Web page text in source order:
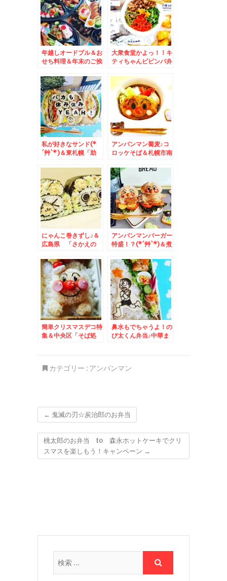
年越しオードブル＆お
せち料理＆年末のご挨
大衆食堂かよっ！！キ
ティちゃんビビンバ弁
ー＆札幌中央区「江戸
前金寿司」の「おまか
せ」握り♪カウンター
でリーズナブルにいた
だける♪(*´艸`*)
私が好きなサンド(*
´艸`*)＆東札幌「助
し」(*´艸`*)「太巻
き」の具材とお味に脱
帽Σ(ﾟДﾟ)「筋子おに
ぎり１００円」Σ(ﾟ
Дﾟ)
アンパンマン蕎麦♪コ
ロッケそば＆札幌市南
漁火」コープソシア店
さんで「Aランチ」
「タコ吸盤軍艦」「ホ
ッキサラダ」大満足寿
司ランチ♪
にゃんこ巻きずし♪＆
広島県 「さかえの
「巻き寿司」(*´艸`*)
アンパンマンバーガー
特盛！？(*´艸`*)＆煮
ベスト「らー麺 山さ
わ」さんの「あっさり
煮干し」麺固め「岩海
苔」トッピング♪あぁ
幸せ～～(*´艸`*)
簡単クリスマスデコ特
集＆中央区「そば処
鼻水もでちゃうよ！の
び太くん弁当♪中華ま
が相変わらずすごすぎ
カテゴリー : アンパンマン
← 鬼滅の刃☆炭治郎のお弁当
桃太郎のお弁当 to 森永ホットケーキでクリ
スマスを楽しもう！キャンペーン →